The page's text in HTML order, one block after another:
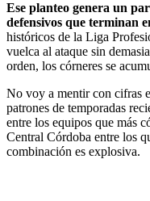
Ese planteo genera un
defensivos que terminan
históricos de la Liga
vuelca al ataque sin
orden, los córneres se
No voy a mentir con cifras
patrones de temporadas
entre los equipos que más
Central Córdoba entre los
combinación es explosiva.